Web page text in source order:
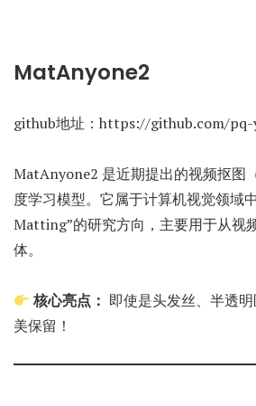
MatAnyone2
github地址：https://github.com/
MatAnyone2 是近期提出的视频抠图
度学习模型。它属于计算机视觉领域
Matting”的研究方向，主要用于从视
体。
核心亮点： 即使是头发丝、半透
美保留！